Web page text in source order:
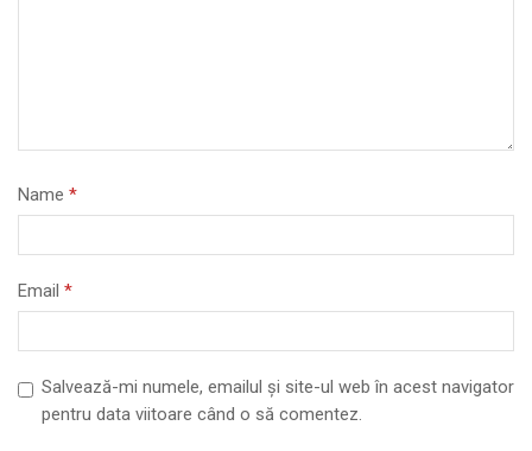
Name *
Email *
Salvează-mi numele, emailul și site-ul web în acest navigator
pentru data viitoare când o să comentez.